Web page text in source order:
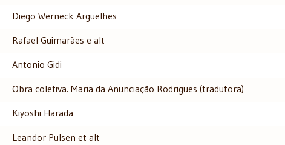
Diego Werneck Arguelhes
Rafael Guimarães e alt
Antonio Gidi
Obra coletiva. Maria da Anunciação Rodrigues (tradutora)
Kiyoshi Harada
Leandor Pulsen et alt